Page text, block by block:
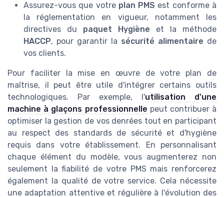
Assurez-vous que votre plan PMS est conforme à
la réglementation en vigueur, notamment les
directives du paquet Hygiène et la méthode
HACCP, pour garantir la sécurité alimentaire de
vos clients.
Pour faciliter la mise en œuvre de votre plan de
maîtrise, il peut être utile d'intégrer certains outils
technologiques. Par exemple, l'utilisation d'une
machine à glaçons professionnelle peut contribuer à
optimiser la gestion de vos denrées tout en participant
au respect des standards de sécurité et d'hygiène
requis dans votre établissement. En personnalisant
chaque élément du modèle, vous augmenterez non
seulement la fiabilité de votre PMS mais renforcerez
également la qualité de votre service. Cela nécessite
une adaptation attentive et régulière à l'évolution des